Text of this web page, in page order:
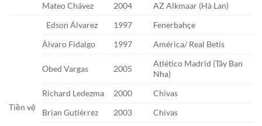
Mateo Chávez
2004 AZ Alkmaar (Hà Lan)
Tiền vệ
Edson Álvarez 1997
Fenerbahçe
Álvaro Fidalgo
1997 América/ Real Betis
Obed Vargas 2005
Atlético Madrid (Tây Ban
Nha)
Richard Ledezma
2000
Chivas
Brian Gutiérrez
2003
Chivas